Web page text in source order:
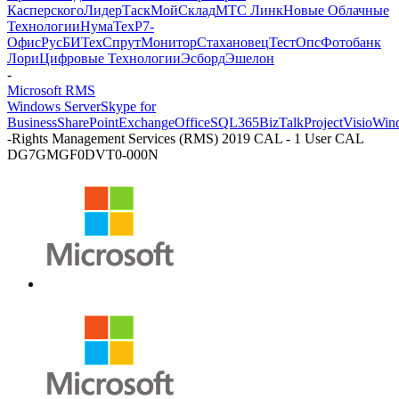
КасперскогоЛидерТаскМойСкладМТС ЛинкНовые Облачные
ТехнологииНумаТехР7-
ОфисРусБИТехСпрутМониторСтахановецТестОпсФотобанк
ЛориЦифровые ТехнологииЭсбордЭшелон
-
Microsoft RMS
Windows ServerSkype for
BusinessSharePointExchangeOfficeSQL365BizTalkProjectVisio
-Rights Management Services (RMS) 2019 CAL - 1 User CAL
DG7GMGF0DVT0-000N